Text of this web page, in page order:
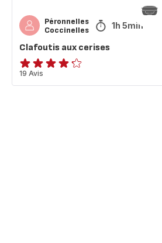
Péronnelles
Coccinelles
1h 5min
Clafoutis aux cerises
ratings.4.2
19 Avis